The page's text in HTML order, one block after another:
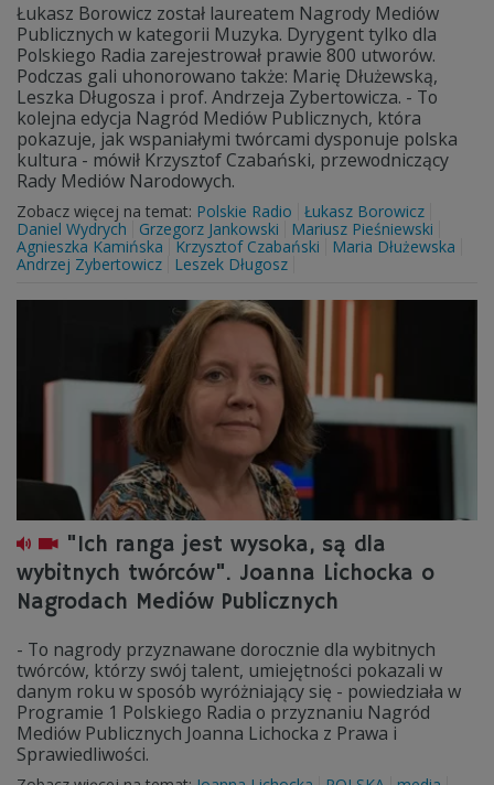
Łukasz Borowicz został laureatem Nagrody Mediów
Publicznych w kategorii Muzyka. Dyrygent tylko dla
Polskiego Radia zarejestrował prawie 800 utworów.
Podczas gali uhonorowano także: Marię Dłużewską,
Leszka Długosza i prof. Andrzeja Zybertowicza. - To
kolejna edycja Nagród Mediów Publicznych, która
pokazuje, jak wspaniałymi twórcami dysponuje polska
kultura - mówił Krzysztof Czabański, przewodniczący
Rady Mediów Narodowych.
Zobacz więcej na temat: Polskie Radio
Łukasz Borowicz
Daniel Wydrych
Grzegorz Jankowski
Mariusz Pieśniewski
Agnieszka Kamińska
Krzysztof Czabański
Maria Dłużewska
Andrzej Zybertowicz
Leszek Długosz
"Ich ranga jest wysoka, są dla
wybitnych twórców". Joanna Lichocka o
Nagrodach Mediów Publicznych
- To nagrody przyznawane dorocznie dla wybitnych
twórców, którzy swój talent, umiejętności pokazali w
danym roku w sposób wyróżniający się - powiedziała w
Programie 1 Polskiego Radia o przyznaniu Nagród
Mediów Publicznych Joanna Lichocka z Prawa i
Sprawiedliwości.